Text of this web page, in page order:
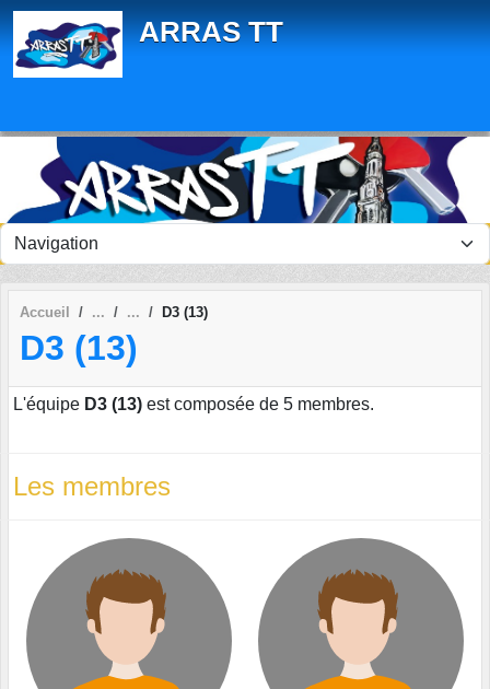
ARRAS TT
Accueil D3 (13)
D3 (13)
L'équipe D3 (13) est composée de 5 membres.
Les membres
Panneau de gestion des cookies